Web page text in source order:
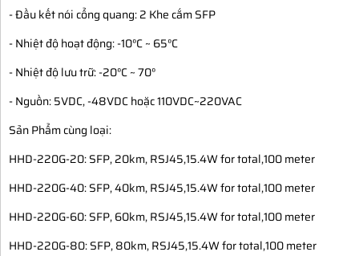
- Đầu kết nói cổng quang: 2 Khe cắm SFP
- Nhiệt độ hoạt động: -10°C ~ 65°C
- Nhiệt độ lưu trữ: -20°C ~ 70°
- Nguồn: 5VDC, -48VDC hoặc 110VDC~220VAC
Sản Phẩm cùng loại:
HHD-220G-20: SFP, 20km, RSJ45,15.4W for total,100 meter
HHD-220G-40: SFP, 40km, RSJ45,15.4W for total,100 meter
HHD-220G-60: SFP, 60km, RSJ45,15.4W for total,100 meter
HHD-220G-80: SFP, 80km, RSJ45,15.4W for total,100 meter